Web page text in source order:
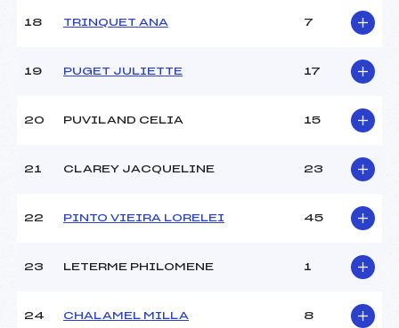
18 TRINQUET ANA 7
19 PUGET JULIETTE 17
20 PUVILAND CELIA 15
21 CLAREY JACQUELINE 23
22 PINTO VIEIRA LORELEI 45
23 LETERME PHILOMENE 1
24 CHALAMEL MILLA 8